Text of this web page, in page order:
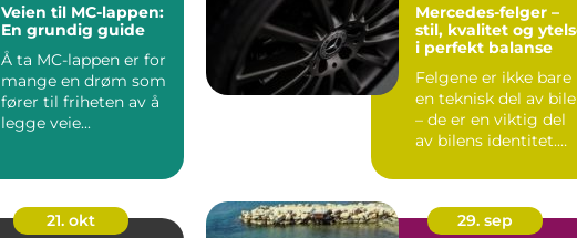
Veien til MC-lappen:
En grundig guide
Å ta MC-lappen er for
mange en drøm som
fører til friheten av å
legge veie...
Mercedes-felger –
stil, kvalitet og
i perfekt balanse
Felgene er ikke bare
en teknisk del av
– de er en viktig del
av bilens identitet.
21. okt
29. sep